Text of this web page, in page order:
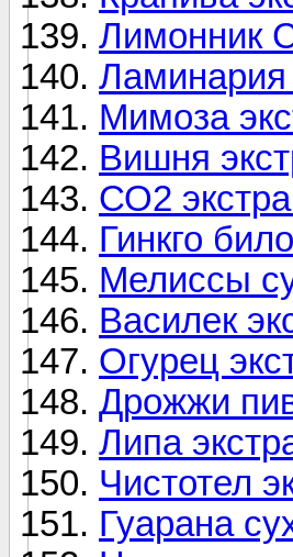
Лимонник
Ламинария
Мимоза
Вишня
СО2
Гинкго
Мелиссы
Василек
Огурец
Дрожжи
Липа
Чистотел
Гуарана